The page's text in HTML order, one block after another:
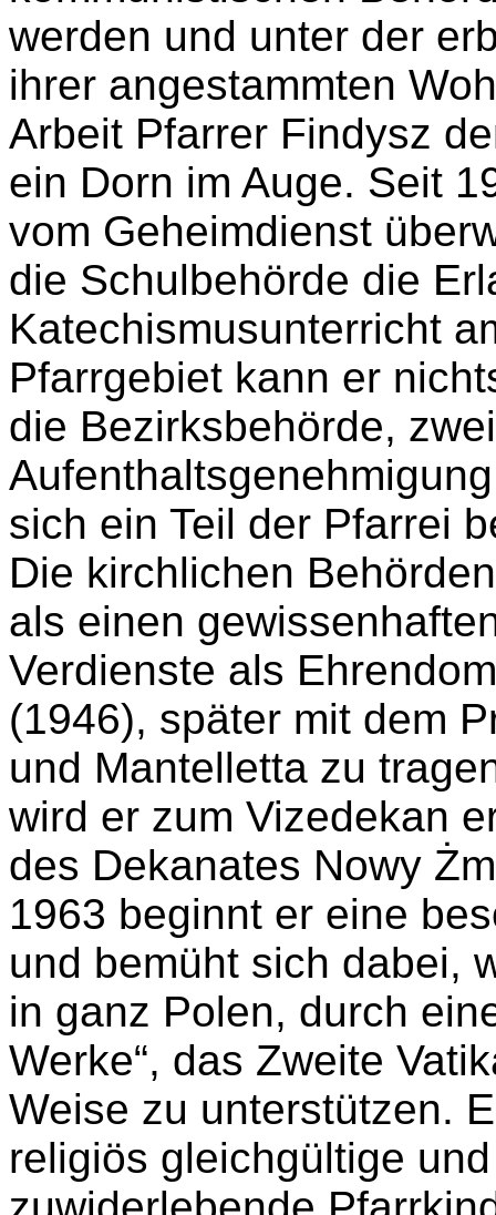
werden und unter der
ihrer angestammten
Arbeit Pfarrer Findysz
ein Dorn im Auge. Seit
vom Geheimdienst
die Schulbehörde die
Katechismusunterricht
Pfarrgebiet kann er
die Bezirksbehörde,
sich ein Teil der Pfarrei
Die kirchlichen
als einen
Verdienste als
(1946), später mit dem
und Mantelletta zu
wird er zum Vizedekan
des Dekanates Nowy
1963 beginnt er eine
und bemüht sich dabei,
in ganz Polen, durch
Werke“, das Zweite
Weise zu unterstützen.
religiös gleichgültige